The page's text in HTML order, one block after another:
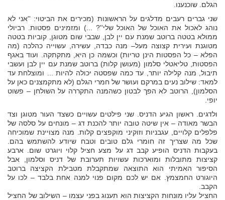
הגלם. שוכנענו.
שני גברים רעבים מדלגים על הראשונות (מכירים את הביטוי: ''אני לא
נוהג לאכול את האוכל של האוכל שלי''? ...) ומזמינים פסטות. רביולי
ממולא בטטה ברוטב שמנת עם יין לבן, שבבי שום מטוגן, קוביות בטטה
מטוגנת ועירית קצוצה מעל– מנה כבדה, עשירה, עשוייה כהלכה (מה
הפלא – כל הפסטות הינן טריות) וכשמה כן היא, מתקתקה. ועוד באגף
הפסטות, טליאטלי סלמון (מעושן קלות) ברוטב שמנת עם יין לבן ועשבי
תיבול, מנה קלילה יותר, עד כמה שפסטה יכולה להיות ... ומוצלחת עד
למאד: שילוב נעים במרקם ועושר של חמרי הגלם (לא מתקמצנים כאן על
הסלמון), הרוטב לא הפך לבטון כשהמנה התקררה על השולחן – פשוט
יופי.
ולדגים. ראשון הגיע הדניס. שני פילטים עשויים כשצד העור מטוגן וצד
הבשר מאודה – אין שיטה טובה יותר להכנת דג – מונחים על סלסה של
פלפלים קלויים, עגבניות וזוקיני מוקפצים קלות. מנה מצויינת שמוכיחה
שכל מה שצריך זה חומרי גלם טובים וטבח שיודע להשתמש בהם.
בעקבות הדניס הופיע קבב דג על מצע חציל קלוי ויוגרט שום. ארבע
קציצות מתובלות ומוארכות עשויות תערובת של דניס וסלמון, אבל
הסיפור האמיתי הוא התוצאה שמתקבלת מטבילת הקציצה ברוטב
היוגורט החמצמץ. אם יש לכם מקום פנוי למנה אחת בלבד – לכו על
הקבב.
החציל עליו מונחות הקציצות הוא תענוג בפני עצמו – השילוב של החציל